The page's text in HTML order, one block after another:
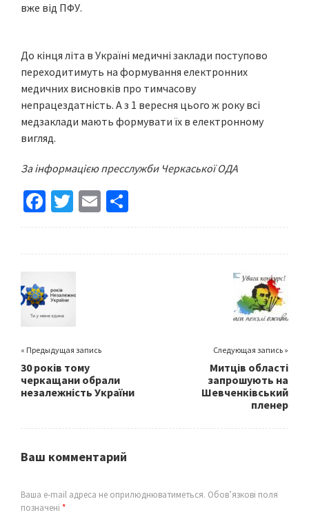
вже від ПФУ.
До кінця літа в Україні медичні заклади поступово
переходитимуть на формування електронних
медичних висновків про тимчасову
непрацездатність. А з 1 вересня цього ж року всі
медзаклади мають формувати їх в електронному
вигляд.
За інформацією пресслужби Черкаської ОДА
Fa
ce
o
k
T
wi
E
m h
« Предыдущая запись
30 років тому
черкащани обрали
незалежність України
Следующая запись »
Митців області
запрошують на
Шевченківський
пленер
Ваш комментарий
Ваша e-mail адреса не оприлюднюватиметься. Обов’язкові поля
позначені *